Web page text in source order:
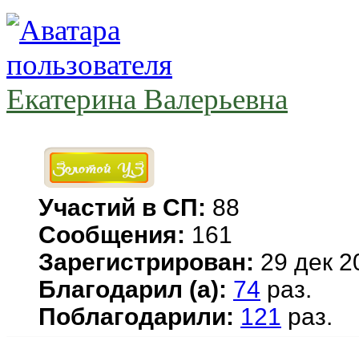
Екатерина Валерьевна
Участий в СП: 88
Сообщения: 161
Зарегистрирован: 29 дек
Благодарил (а): 74 раз.
Поблагодарили: 121 раз.